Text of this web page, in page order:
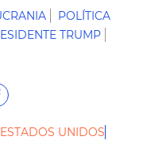
POLÍTICA
TRUMP
ESTADOS UNIDOS